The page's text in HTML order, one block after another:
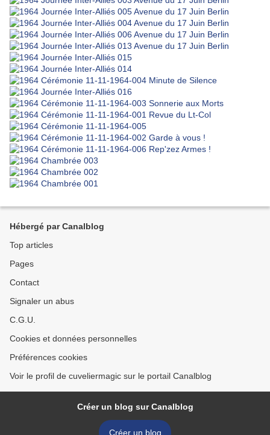
Hébergé par Canalblog
Top articles
Pages
Contact
Signaler un abus
C.G.U.
Cookies et données personnelles
Préférences cookies
Voir le profil de cuveliermagic sur le portail Canalblog
Créer un blog sur Canalblog
Créer un blog